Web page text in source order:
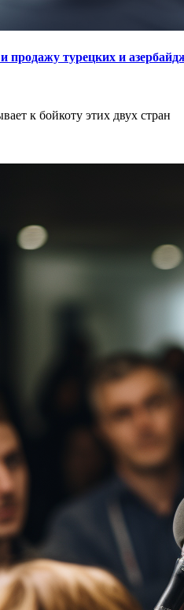
продажу турецких и
к бойкоту этих двух стран